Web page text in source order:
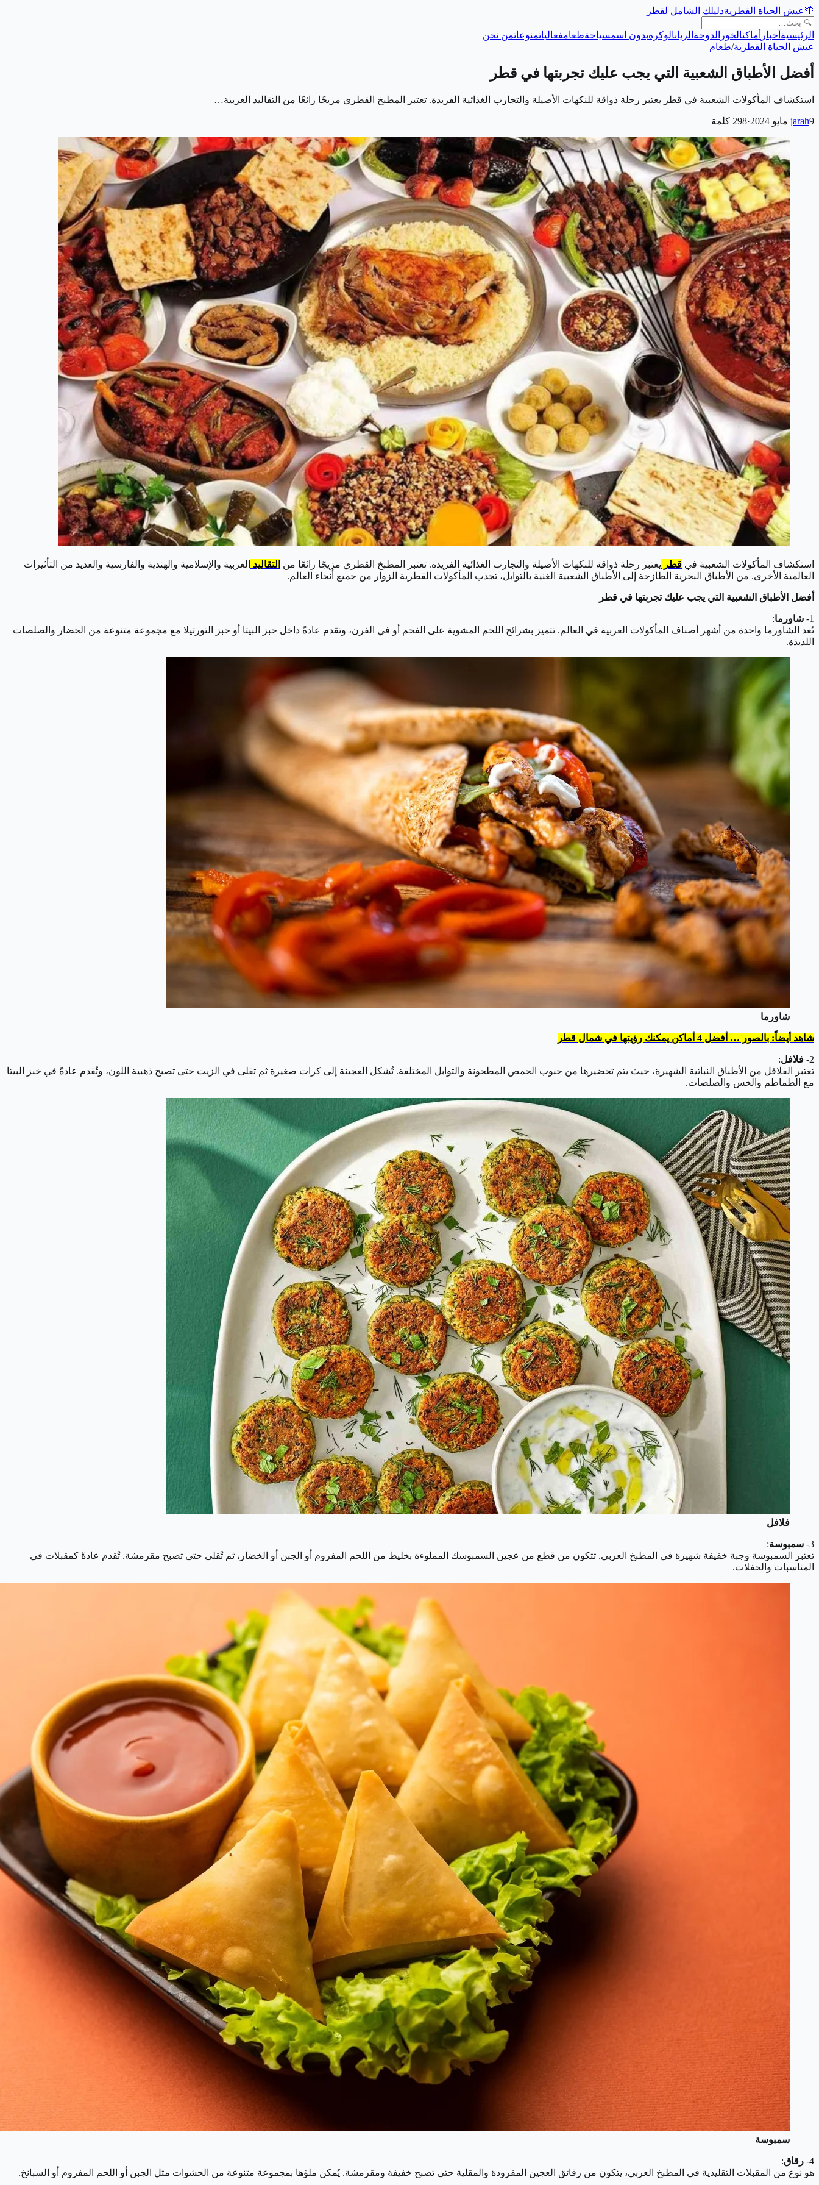
🌴عيش الحياة القطريةدليلك الشامل لقطر
الرئيسية أخبار أماكنالخور الدوحة الريانالوكرةبدون اسمسياحةطعامفعالياتمنوعاتمن نحن
عيش الحياة القطرية/طعام
أفضل الأطباق الشعبية التي يجب عليك تجربتها في قطر
استكشاف المأكولات الشعبية في قطر يعتبر رحلة ذواقة للنكهات الأصيلة والتجارب الغذائية الفريدة. تعتبر المطبخ القطري مزيجًا رائعًا من التقاليد العربية…
jarah9 مايو 2024 ·
298 كلمة
استكشاف المأكولات الشعبية في قطر يعتبر رحلة ذواقة للنكهات الأصيلة والتجارب الغذائية الفريدة. تعتبر المطبخ القطري مزيجًا رائعًا من التقاليد العربية والإسلامية والهندية والفارسية والعديد من التأثيرات
العالمية الأخرى. من الأطباق البحرية الطازجة إلى الأطباق الشعبية الغنية بالتوابل، تجذب المأكولات القطرية الزوار من جميع أنحاء العالم.
أفضل الأطباق الشعبية التي يجب عليك تجربتها في قطر
1- شاورما:
تُعد الشاورما واحدة من أشهر أصناف المأكولات العربية في العالم. تتميز بشرائح اللحم المشوية على الفحم أو في الفرن، وتقدم عادةً داخل خبز البيتا أو خبز التورتيلا مع مجموعة متنوعة من الخضار والصلصات
اللذيذة.
شاورما
شاهد أيضاً: بالصور … أفضل 4 أماكن يمكنك رؤيتها في شمال قطر
2- فلافل:
تعتبر الفلافل من الأطباق النباتية الشهيرة، حيث يتم تحضيرها من حبوب الحمص المطحونة والتوابل المختلفة. تُشكل العجينة إلى كرات صغيرة ثم تقلى في الزيت حتى تصبح ذهبية اللون، وتُقدم عادةً في خبز البيتا
مع الطماطم والخس والصلصات.
فلافل
3- سمبوسة:
تعتبر السمبوسة وجبة خفيفة شهيرة في المطبخ العربي. تتكون من قطع من عجين السمبوسك المملوءة بخليط من اللحم المفروم أو الجبن أو الخضار، ثم تُقلى حتى تصبح مقرمشة. تُقدم عادةً كمقبلات في
المناسبات والحفلات.
سمبوسة
4- رقاق:
هو نوع من المقبلات التقليدية في المطبخ العربي، يتكون من رقائق العجين المفرودة والمقلية حتى تصبح خفيفة ومقرمشة. يُمكن ملؤها بمجموعة متنوعة من الحشوات مثل الجبن أو اللحم المفروم أو السبانخ.